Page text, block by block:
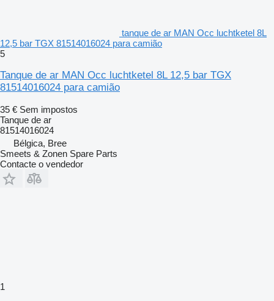
tanque de ar MAN Occ luchtketel 8L
12,5 bar TGX 81514016024 para camião
5
Tanque de ar MAN Occ luchtketel 8L 12,5 bar TGX
81514016024 para camião
35 € Sem impostos
Tanque de ar
81514016024
Bélgica, Bree
Smeets & Zonen Spare Parts
Contacte o vendedor
1